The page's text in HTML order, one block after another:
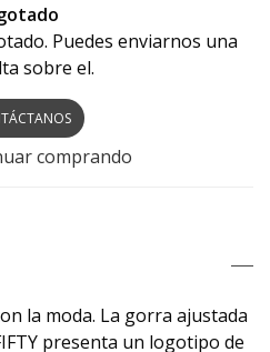
Puedes enviarnos una
sobre el.
comprando
la moda. La gorra ajustada
presenta un logotipo de